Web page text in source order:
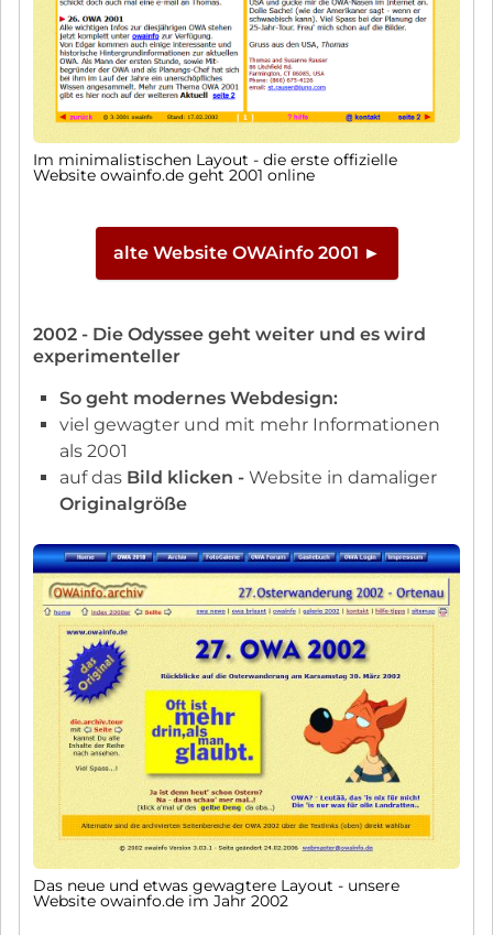
Im minimalistischen Layout - die erste offizielle
Website owainfo.de geht 2001 online
alte Website OWAinfo 2001 ►
2002 - Die Odyssee geht weiter und es wird
experimenteller
So geht modernes Webdesign:
viel gewagter und mit mehr Informationen
als 2001
auf das Bild klicken - Website in damaliger
Originalgröße
Das neue und etwas gewagtere Layout - unsere
Website owainfo.de im Jahr 2002